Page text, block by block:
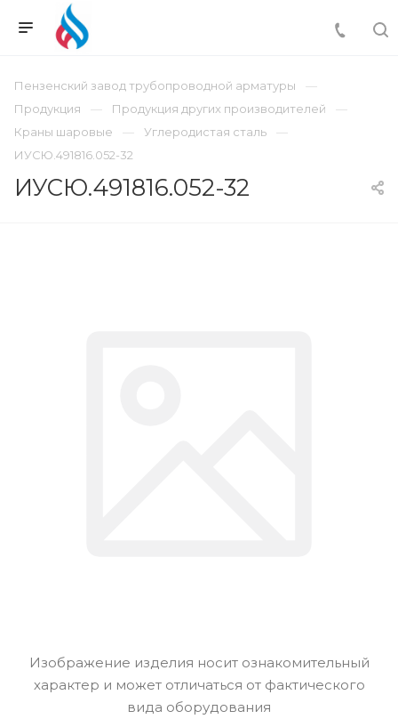
Пензенский завод трубопроводной арматуры
Продукция
Продукция других производителей
Краны шаровые
Углеродистая сталь
ИУСЮ.491816.052-32
ИУСЮ.491816.052-32
Изображение изделия носит ознакомительный
характер и может отличаться от фактического
вида оборудования